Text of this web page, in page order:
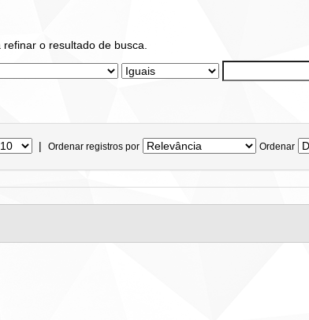
o resultado de busca.
| Ordenar registros por Ordenar